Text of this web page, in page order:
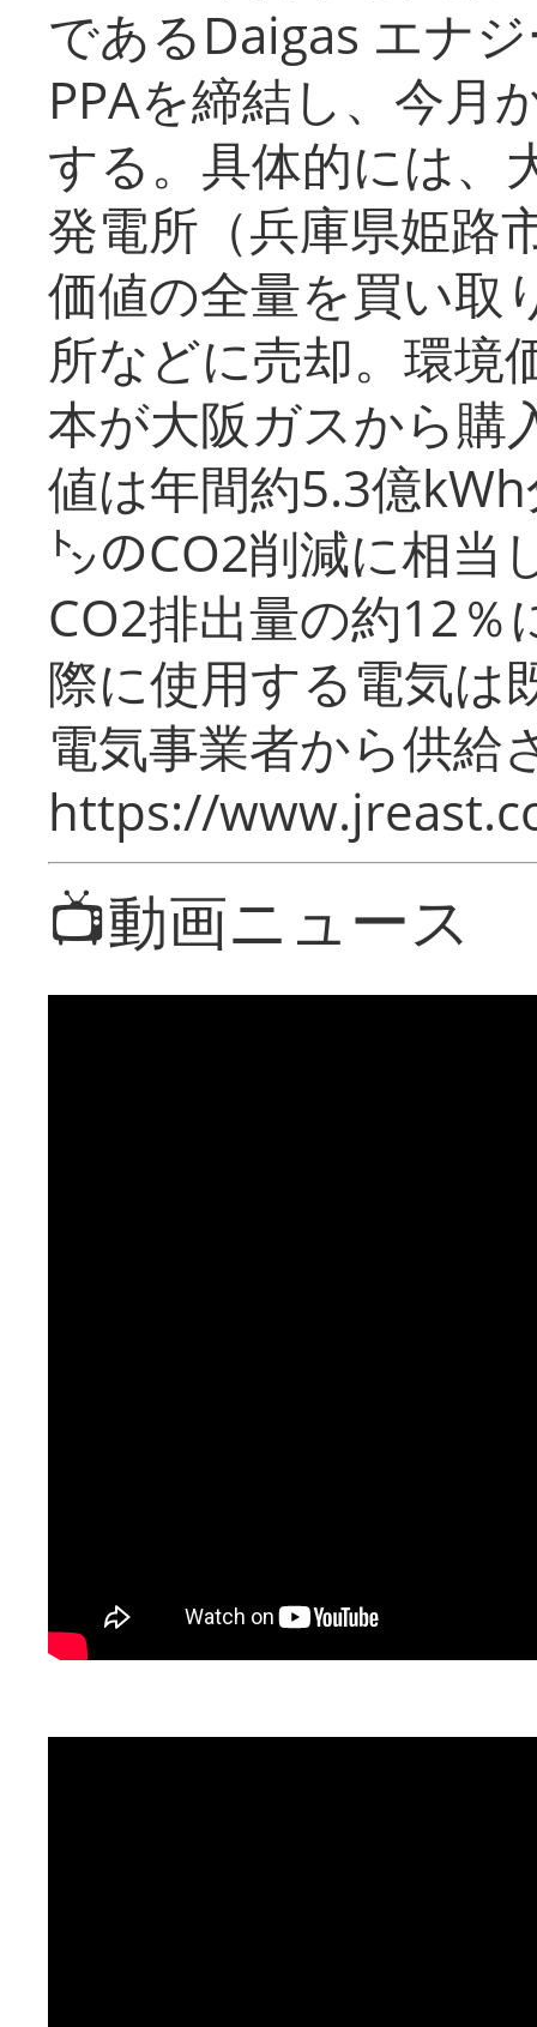
であるDaigas エナ
PPAを締結し、今月
する。具体的には、
発電所（兵庫県姫路
価値の全量を買い取
所などに売却。環境
本が大阪ガスから購
値は年間約5.3億
㌧のCO2削減に相当
CO2排出量の約12％
際に使用する電気は
電気事業者から供給
https://
📺動画ニュース